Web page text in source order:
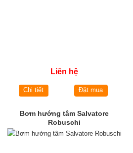
Liên hệ
Chi tiết Đặt mua
Bơm hướng tâm Salvatore
Robuschi